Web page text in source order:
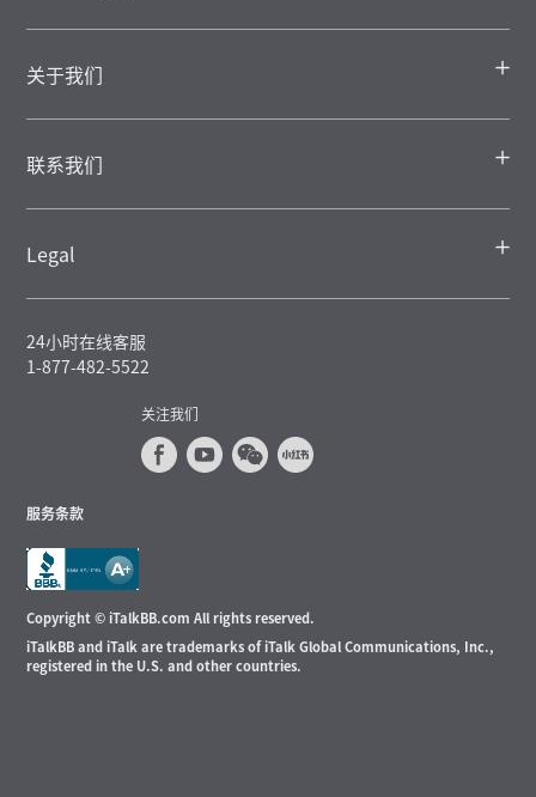
关于我们
联系我们
Legal
24小时在线客服
1-877-482-5522
关注我们
服务条款
Copyright © iTalkBB.com All rights reserved.
iTalkBB and iTalk are trademarks of iTalk Global Communications, Inc.,
registered in the U.S. and other countries.